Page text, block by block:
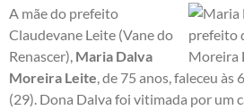
A mãe do prefeito
Claudevane Leite (Vane do
Renascer), Maria Dalva
Moreira Leite , de 75 anos, faleceu
(29). Dona Dalva foi vitimada por um